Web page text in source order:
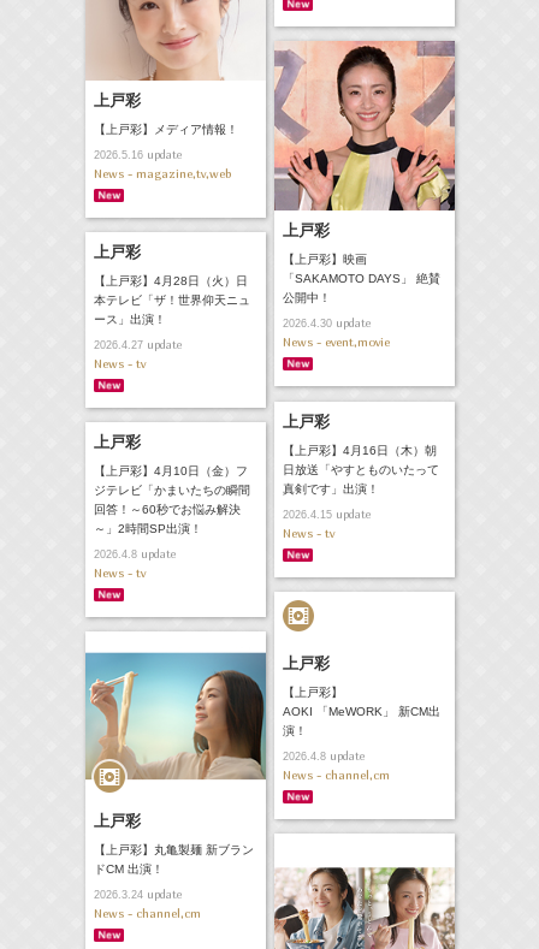
上戸彩
【上戸彩】メディア情報！
2026.5.16update
News - magazine,tv,web
上戸彩
【上戸彩】映画
「SAKAMOTO DAYS」 絶賛
公開中！
2026.4.30update
News - event,movie
上戸彩
【上戸彩】4月28日（火）日
本テレビ「ザ！世界仰天ニュ
ース」出演！
2026.4.27update
News - tv
上戸彩
【上戸彩】4月16日（木）朝
日放送「やすとものいたって
真剣です」出演！
2026.4.15update
News - tv
上戸彩
【上戸彩】4月10日（金）フ
ジテレビ「かまいたちの瞬間
回答！～60秒でお悩み解決
～」2時間SP出演！
2026.4.8update
News - tv
上戸彩
【上戸彩】
AOKI 「MeWORK」 新CM出
演！
2026.4.8update
News - channel,cm
上戸彩
【上戸彩】丸亀製麺 新ブラン
ドCM 出演！
2026.3.24update
News - channel,cm